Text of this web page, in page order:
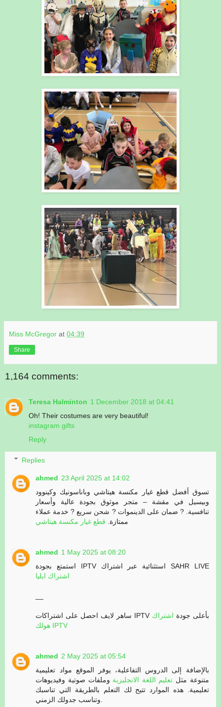
Miss McGregor at 04:39
Share
1,164 comments:
Teresa Halminton 1 December 2018 at 04:41
Oh! Their costumes are very beautiful!
instagram gifts
Reply
Replies
ahmed 23 April 2025 at 14:02
تسوق أفضل قطع غيار مكنسة هيتاشي وباناسونيك وكينوود
وبيسيل في مقشة – متجر موثوق بجودة عالية وأسعار
تنافسية. ? ضمان على الدينموات ? شحن سريع ? خدمة عملاء
ممتازة. قطع غيار مكنسة هيتاشي
ahmed 1 May 2025 at 08:20
استمتع بجودة IPTV استثنائية عبر اشتراك SAHR LIVE
اشتراك ايليا
ساهر لايف احصل على اشتراكات IPTV بأعلى جودة اشتراك
هولك IPTV
ahmed 2 May 2025 at 05:54
بالإضافة إلى الدروس التفاعلية، يوفر الموقع مواد تعليمية
متنوعة مثل تعليم اللغة الانجليزية وملفات صوتية وفيديوهات
تعليمية. هذه الموارد تتيح لك التعلم بالطريقة التي تناسبك